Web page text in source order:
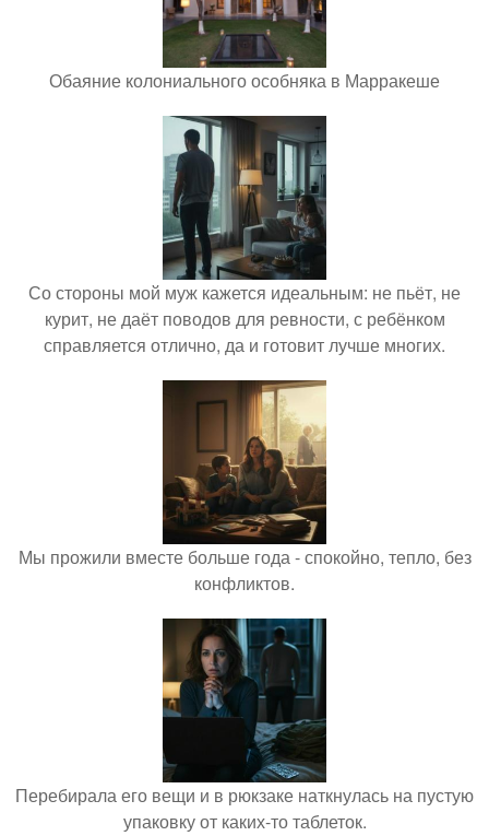
Обаяние колониального особняка в Марракеше
Со стороны мой муж кажется идеальным: не пьёт, не
курит, не даёт поводов для ревности, с ребёнком
справляется отлично, да и готовит лучше многих.
Мы прожили вместе больше года - спокойно, тепло, без
конфликтов.
Перебирала его вещи и в рюкзаке наткнулась на пустую
упаковку от каких-то таблеток.